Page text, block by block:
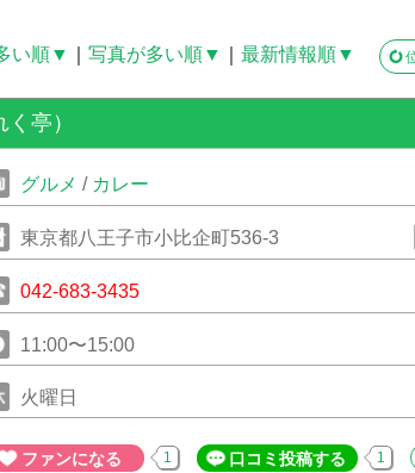
い順▼ 写真が多い順▼ 最新情報順▼
亭）
グルメ / カレー
東京都八王子市小比企町536-3
042-683-3435
11:00〜15:00
火曜日
ファンになる 1 口コミ投稿する 1